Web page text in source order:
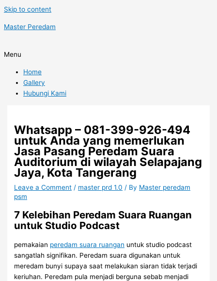
Skip to content
Master Peredam
Menu
Home
Gallery
Hubungi Kami
Whatsapp – 081-399-926-494
untuk Anda yang memerlukan
Jasa Pasang Peredam Suara
Auditorium di wilayah Selapajang
Jaya, Kota Tangerang
Leave a Comment / master prd 1.0 / By Master peredam
psm
7 Kelebihan Peredam Suara Ruangan
untuk Studio Podcast
pemakaian peredam suara ruangan untuk studio podcast
sangatlah signifikan. Peredam suara digunakan untuk
meredam bunyi supaya saat melakukan siaran tidak terjadi
keriuhan. Peredam pula menjadi berguna sebab menjadi